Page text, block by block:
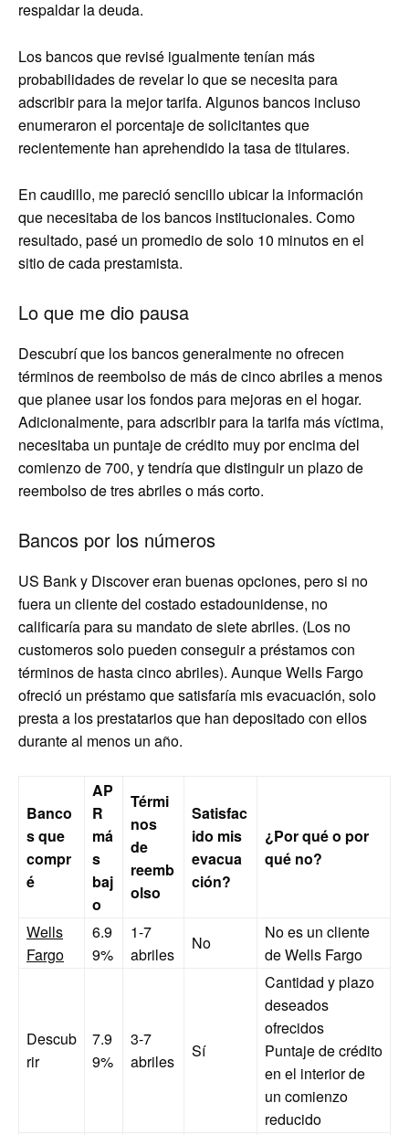
respaldar la deuda.
Los bancos que revisé igualmente tenían más
probabilidades de revelar lo que se necesita para
adscribir para la mejor tarifa. Algunos bancos incluso
enumeraron el porcentaje de solicitantes que
recientemente han aprehendido la tasa de titulares.
En caudillo, me pareció sencillo ubicar la información
que necesitaba de los bancos institucionales. Como
resultado, pasé un promedio de solo 10 minutos en el
sitio de cada prestamista.
Lo que me dio pausa
Descubrí que los bancos generalmente no ofrecen
términos de reembolso de más de cinco abriles a menos
que planee usar los fondos para mejoras en el hogar.
Adicionalmente, para adscribir para la tarifa más víctima,
necesitaba un puntaje de crédito muy por encima del
comienzo de 700, y tendría que distinguir un plazo de
reembolso de tres abriles o más corto.
Bancos por los números
US Bank y Discover eran buenas opciones, pero si no
fuera un cliente del costado estadounidense, no
calificaría para su mandato de siete abriles. (Los no
customeros solo pueden conseguir a préstamos con
términos de hasta cinco abriles). Aunque Wells Fargo
ofreció un préstamo que satisfaría mis evacuación, solo
presta a los prestatarios que han depositado con ellos
durante al menos un año.
Banco
s que
compr
é
AP
R
má
s
baj
o
Térmi
nos
de
reemb
olso
Satisfac
ido mis
evacua
ción?
¿Por qué o por
qué no?
Wells
Fargo
6.9
9%
1-7
abriles
No
No es un cliente
de Wells Fargo
Descub
rir
7.9
9%
3-7
abriles
Sí
Cantidad y plazo
deseados
ofrecidos
Puntaje de crédito
en el interior de
un comienzo
reducido